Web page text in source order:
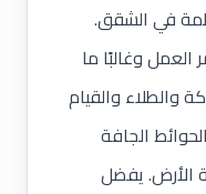
في الشقق.
وغالبًا ما
والطلاء والقيام
الجافة
الأرض. يفضل